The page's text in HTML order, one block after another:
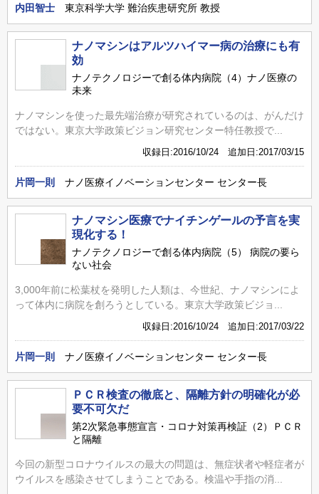
内田智士 東京科学大学 難治疾患研究所 教授
ナノマシンはアルツハイマー病の治療にも有
効
ナノテクノロジーで創る体内病院（4）ナノ医療の
未来
ナノマシンを使った最先端治療が研究されているのは、がんだけ
ではない。東京大学政策ビジョン研究センター特任教授で...
収録日:2016/10/24 追加日:2017/03/15
片岡一則 ナノ医療イノベーションセンター センター長
ナノマシン医療でナイチンゲールの予言を実
現化する！
ナノテクノロジーで創る体内病院（5） 病院の要ら
ない社会
3,000年前に松葉杖を発明した人類は、今世紀、ナノマシンによ
って体内に病院を創ろうとしている。東京大学政策ビジョ...
収録日:2016/10/24 追加日:2017/03/22
片岡一則 ナノ医療イノベーションセンター センター長
ＰＣＲ検査の徹底と、隔離方針の明確化が必
要不可欠だ
第2次緊急事態宣言・コロナ対策再検証（2）ＰＣＲ
と隔離
今回の新型コロナウイルスの最大の問題は、無症状者や軽症者が
ウイルスを感染させてしまうことである。検温や手指の消...